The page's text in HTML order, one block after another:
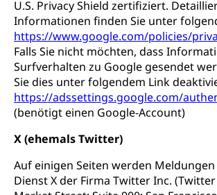
U.S. Privacy Shield zertifiziert.
Informationen finden Sie unter
https://www.google.com/policies/
Falls Sie nicht möchten, dass
Surfverhalten zu Google gesendet
Sie dies unter folgendem Link
https://adssettings.google.com/
(benötigt einen Google-Account)
X (ehemals Twitter)
Auf einigen Seiten werden
Dienst X der Firma Twitter Inc.